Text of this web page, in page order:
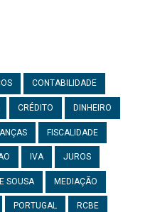
CONTABILIDADE
CRÉDITO DINHEIRO
FISCALIDADE
IVA JUROS
SOUSA MEDIAÇÃO
PORTUGAL RCBE